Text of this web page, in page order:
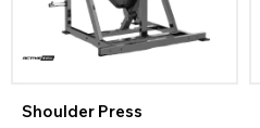
Shoulder Press